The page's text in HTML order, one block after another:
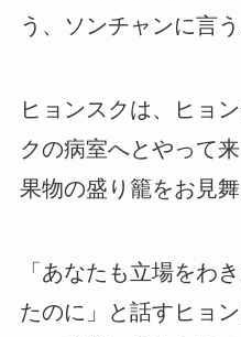
う、ソンチャンに言う
ヒョンスクは、ヒョ
クの病室へとやって来
果物の盛り籠をお見舞
「あなたも立場をわ
たのに」と話すヒョン